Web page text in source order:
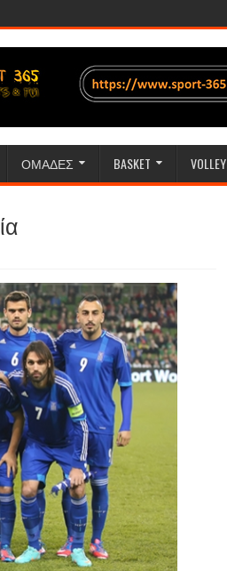
ΟΜΑΔΕΣ BASKET VOLLEY